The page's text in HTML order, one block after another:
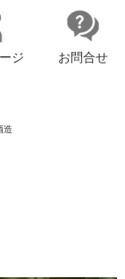
カートをみる
ジ お問合せ
造